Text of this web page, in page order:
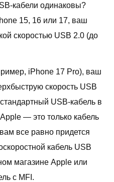
кабели одинаковы?
15, 16 или 17, ваш
скоростью USB 2.0 (до
iPhone 17 Pro), ваш
скорость USB
USB-кабель в
— это только кабель
все равно придется
кабель USB
магазине Apple или
с MFI.